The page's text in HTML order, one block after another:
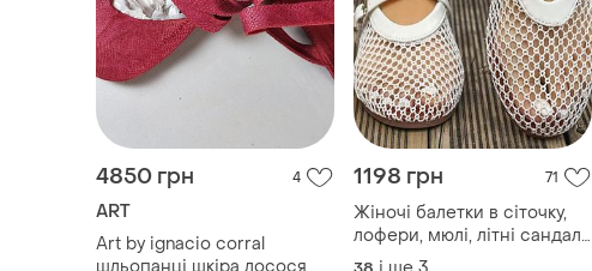
4850 грн 4
ART
Art by ignacio corral
шльопанці шкіра лосося
39 і ще 1
1198 грн 71
Жіночі балетки в сіточку,
лофери, мюлі, літні сандалії
сітка
38 і ще 3